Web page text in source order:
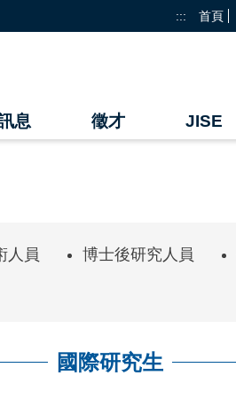
::: 首頁
息 徵才 JISE
人員 博士後研究人員
國際研究生